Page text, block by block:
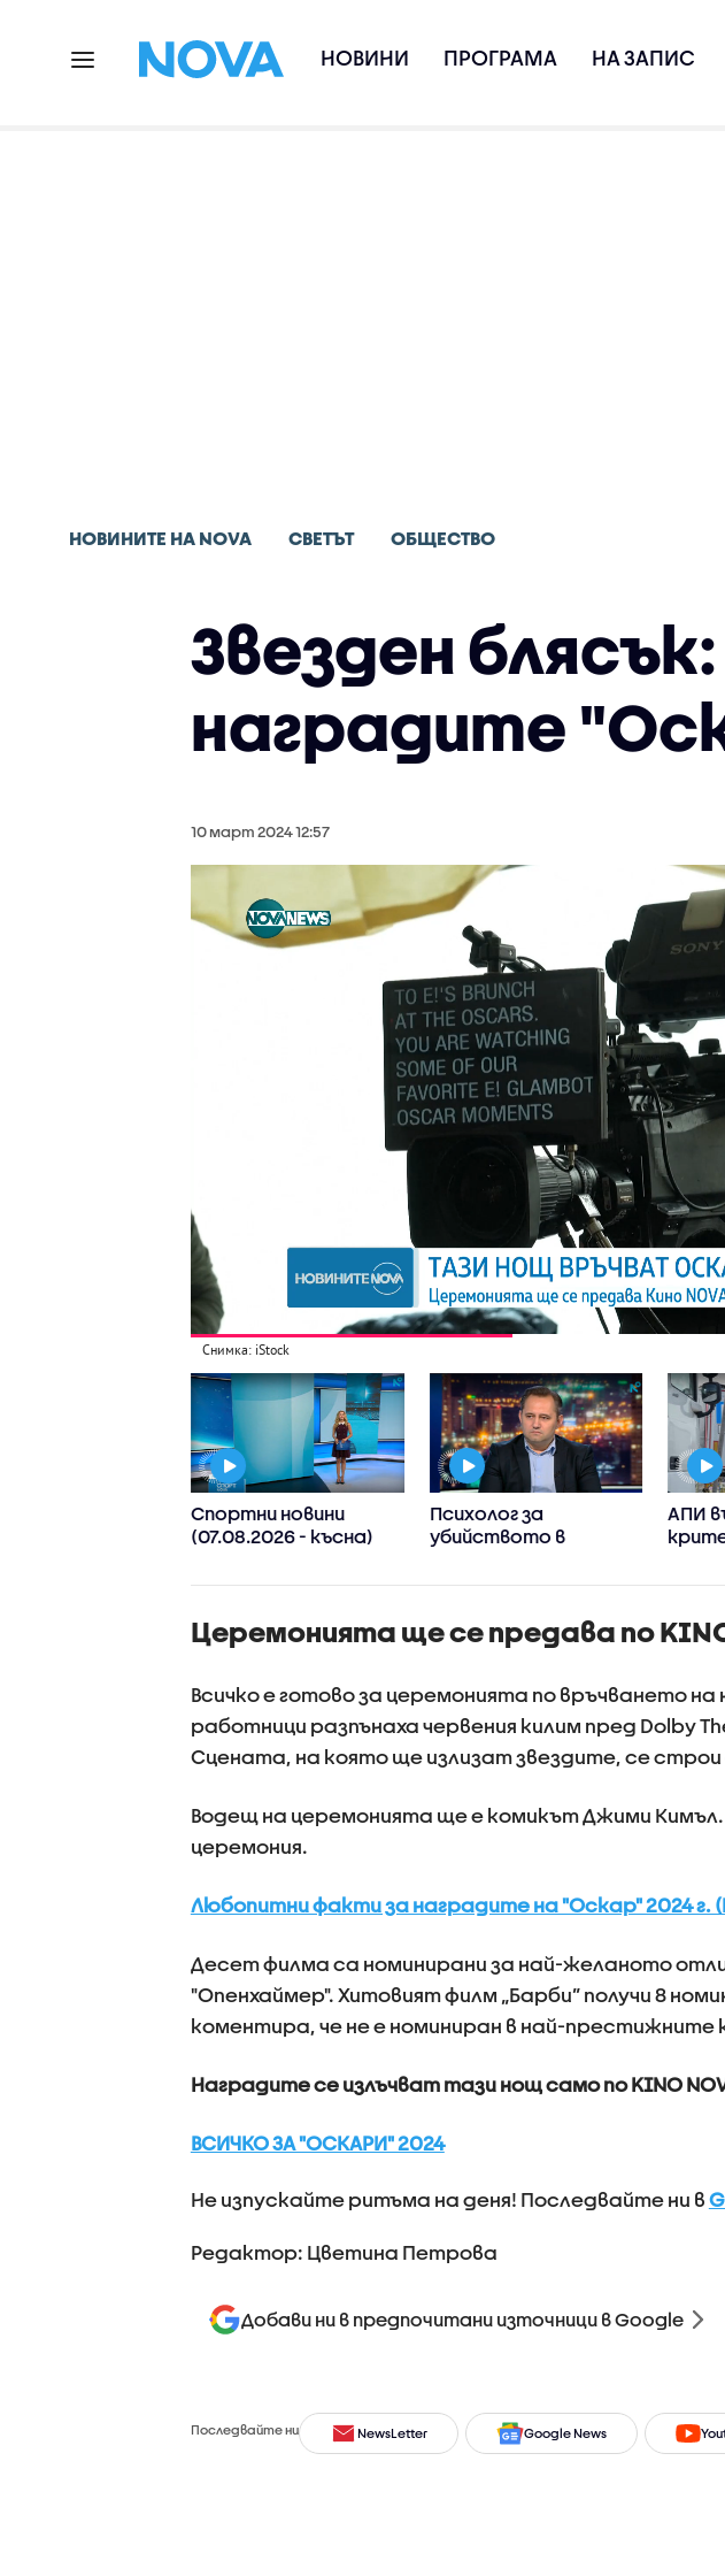
НОВИНИ ПРОГРАМА НА ЗАПИС
НОВИНИТЕ НА NOVA СВЕТЪТ ОБЩЕСТВО
Звезден
наградите
10 март 2024 12:57
Снимка: iStock
Спортни новини
(07.08.2026 - късна)
Психолог за
убийството в
Възрастните
за агресивно
поведение
АПИ
Церемонията ще се предава по
Всичко е готово за церемонията по връчването на
работници разпънаха червения килим пред Dolby
Сцената, на която ще излизат звездите, се
Водещ на церемонията ще е комикът Джими
церемония.
Любопитни факти за наградите на "Оскар" 2024 г.
Десет филма са номинирани за най-желаното
"Опенхаймер". Хитовият филм „Барби” получи 8
коментира, че не е номиниран в най-престижните
Наградите се излъчват тази нощ само по KINO
ВСИЧКО ЗА "ОСКАРИ" 2024
Не изпускайте ритъма на деня! Последвайте ни в
Редактор: Цветина Петрова
Добави ни в предпочитани източници в Google
Последвайте ни NewsLetter Google News